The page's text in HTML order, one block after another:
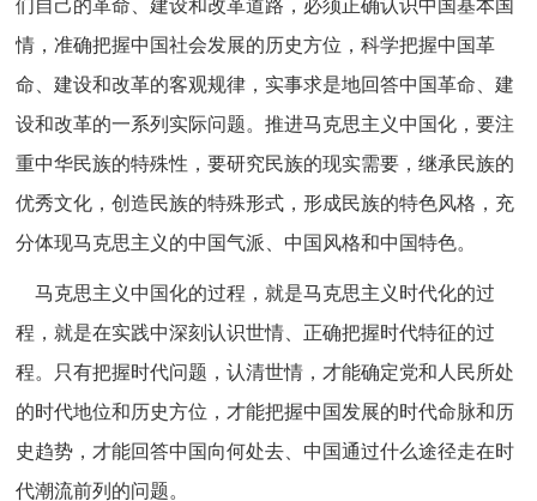
们自己的革命、建设和改革道路，必须正确认识中国基本国
情，准确把握中国社会发展的历史方位，科学把握中国革
命、建设和改革的客观规律，实事求是地回答中国革命、建
设和改革的一系列实际问题。推进马克思主义中国化，要注
重中华民族的特殊性，要研究民族的现实需要，继承民族的
优秀文化，创造民族的特殊形式，形成民族的特色风格，充
分体现马克思主义的中国气派、中国风格和中国特色。
马克思主义中国化的过程，就是马克思主义时代化的过
程，就是在实践中深刻认识世情、正确把握时代特征的过
程。只有把握时代问题，认清世情，才能确定党和人民所处
的时代地位和历史方位，才能把握中国发展的时代命脉和历
史趋势，才能回答中国向何处去、中国通过什么途径走在时
代潮流前列的问题。